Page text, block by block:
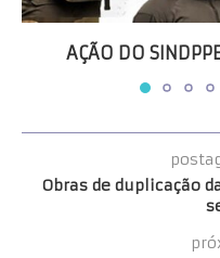
AÇÃO DO
Obras de duplicação